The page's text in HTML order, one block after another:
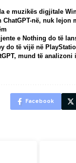
e muzikës digjitale
ChatGPT-në, nuk lejon
e Nothing do të
do të vijë në
mund të analizoni
Facebook